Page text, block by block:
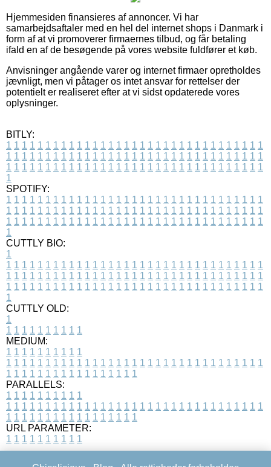
Hjemmesiden finansieres af annoncer. Vi har
samarbejdsaftaler med en hel del internet shops i Danmark i
form af at vi promoverer firmaernes tilbud, og får betaling
ifald en af de besøgende på vores website fuldfører et køb.
Anvisninger angående varer og internet firmaer opretholdes
jævnligt, men vi påtager os intet ansvar for rettelser der
potentielt er realiseret efter at vi sidst opdaterede vores
oplysninger.
BITLY:
1 1 1 1 1 1 1 1 1 1 1 1 1 1 1 1 1 1 1 1 1 1 1 1 1 1 1 1 1 1 1 1 1
1 1 1 1 1 1 1 1 1 1 1 1 1 1 1 1 1 1 1 1 1 1 1 1 1 1 1 1 1 1 1 1 1
1 1 1 1 1 1 1 1 1 1 1 1 1 1 1 1 1 1 1 1 1 1 1 1 1 1 1 1 1 1 1 1 1
1
SPOTIFY:
1 1 1 1 1 1 1 1 1 1 1 1 1 1 1 1 1 1 1 1 1 1 1 1 1 1 1 1 1 1 1 1 1
1 1 1 1 1 1 1 1 1 1 1 1 1 1 1 1 1 1 1 1 1 1 1 1 1 1 1 1 1 1 1 1 1
1 1 1 1 1 1 1 1 1 1 1 1 1 1 1 1 1 1 1 1 1 1 1 1 1 1 1 1 1 1 1 1 1
1
CUTTLY BIO:
1
1 1 1 1 1 1 1 1 1 1 1 1 1 1 1 1 1 1 1 1 1 1 1 1 1 1 1 1 1 1 1 1 1
1 1 1 1 1 1 1 1 1 1 1 1 1 1 1 1 1 1 1 1 1 1 1 1 1 1 1 1 1 1 1 1 1
1 1 1 1 1 1 1 1 1 1 1 1 1 1 1 1 1 1 1 1 1 1 1 1 1 1 1 1 1 1 1 1 1
1
CUTTLY OLD:
1
1 1 1 1 1 1 1 1 1 1
MEDIUM:
1 1 1 1 1 1 1 1 1 1
1 1 1 1 1 1 1 1 1 1 1 1 1 1 1 1 1 1 1 1 1 1 1 1 1 1 1 1 1 1 1 1 1
1 1 1 1 1 1 1 1 1 1 1 1 1 1 1 1 1
PARALLELS:
1 1 1 1 1 1 1 1 1 1
1 1 1 1 1 1 1 1 1 1 1 1 1 1 1 1 1 1 1 1 1 1 1 1 1 1 1 1 1 1 1 1 1
1 1 1 1 1 1 1 1 1 1 1 1 1 1 1 1 1
URL PARAMETER:
1 1 1 1 1 1 1 1 1 1